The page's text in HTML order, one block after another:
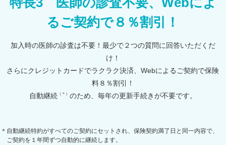
るご契約で８％割引！
加入時の医師の診査は不要！最少で２つの質問に回答いただくだ
け！
さらにクレジットカードでラクラク決済、Webによるご契約で保険
料８％割引！
自動継続 （＊） のため、毎年の更新手続きが不要です。
＊自動継続特約がすべてのご契約にセットされ、保険契約満了日と同一内容で、
ご契約を１年間ずつ自動的に継続します。